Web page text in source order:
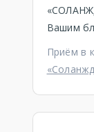
Вашим
Приём в